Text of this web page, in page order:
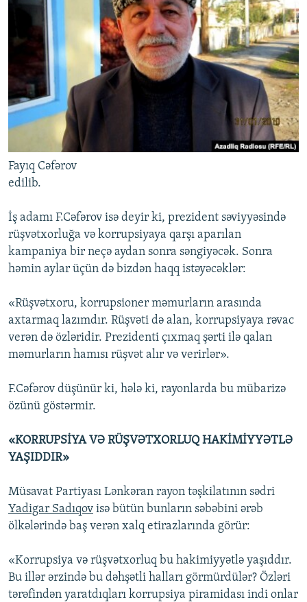
Fayıq Cəfərov
edilib.
İş adamı F.Cəfərov isə deyir ki, prezident səviyyəsində
rüşvətxorluğa və korrupsiyaya qarşı aparılan
kampaniya bir neçə aydan sonra səngiyəcək. Sonra
həmin aylar üçün də bizdən haqq istəyəcəklər:
«Rüşvətxoru, korrupsioner məmurların arasında
axtarmaq lazımdır. Rüşvəti də alan, korrupsiyaya rəvac
verən də özləridir. Prezidenti çıxmaq şərti ilə qalan
məmurların hamısı rüşvət alır və verirlər».
F.Cəfərov düşünür ki, hələ ki, rayonlarda bu mübarizə
özünü göstərmir.
«KORRUPSİYA VƏ RÜŞVƏTXORLUQ HAKİMİYYƏTLƏ
YAŞIDDIR»
Müsavat Partiyası Lənkəran rayon təşkilatının sədri
Yadigar Sadıqov isə bütün bunların səbəbini ərəb
ölkələrində baş verən xalq etirazlarında görür:
«Korrupsiya və rüşvətxorluq bu hakimiyyətlə yaşıddır.
Bu illər ərzində bu dəhşətli halları görmürdülər? Özləri
tərəfindən yaratdıqları korrupsiya piramidası indi onlar